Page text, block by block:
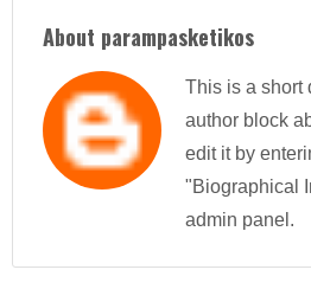
About parampasketikos
This is a short
author block
edit it by
"Biographical
admin panel.